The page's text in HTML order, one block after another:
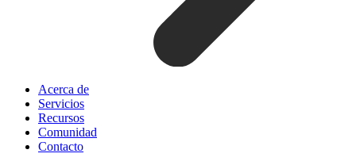
Acerca de
Servicios
Recursos
Comunidad
Contacto